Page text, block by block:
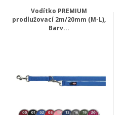
Vodítko PREMIUM
prodlužovací 2m/20mm (M-L),
Barv...